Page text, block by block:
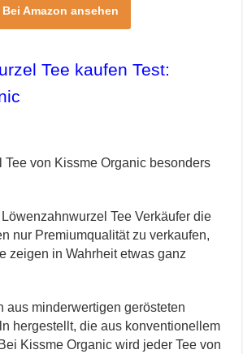
Bei Amazon ansehen
Tee kaufen Test:
Tee von Kissme Organic besonders
Tee Verkäufer die
nur Premiumqualität zu verkaufen,
zeigen in Wahrheit etwas ganz
aus minderwertigen gerösteten
hergestellt, die aus konventionellem
Kissme Organic wird jeder Tee von